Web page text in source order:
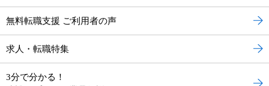
無料転職支援 ご利用者の声
求人・転職特集
3分で分かる！